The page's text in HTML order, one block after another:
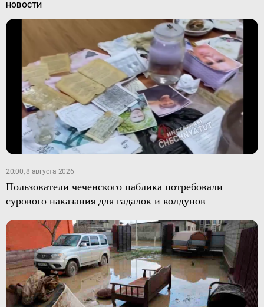
НОВОСТИ
20:00, 8 августа 2026
Пользователи чеченского паблика потребовали
сурового наказания для гадалок и колдунов